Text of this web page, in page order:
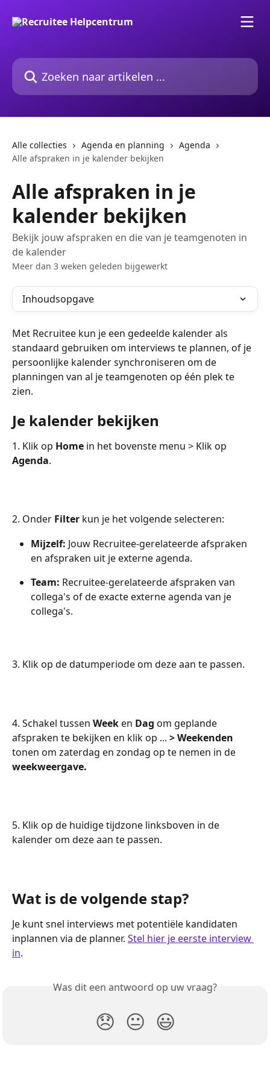
Zoeken naar artikelen ...
Alle collecties Agenda en planning
Agenda
Alle afspraken in je kalender bekijken
Alle afspraken in je
kalender bekijken
Bekijk jouw afspraken en die van je teamgenoten in
de kalender
Meer dan 3 weken geleden bijgewerkt
Inhoudsopgave
Met Recruitee kun je een gedeelde kalender als
standaard gebruiken om interviews te plannen, of je
persoonlijke kalender synchroniseren om de
planningen van al je teamgenoten op één plek te
zien.
Je kalender bekijken
1. Klik op Home in het bovenste menu > Klik op
Agenda.
2. Onder Filter kun je het volgende selecteren:
Mijzelf: Jouw Recruitee-gerelateerde afspraken
en afspraken uit je externe agenda.
Team: Recruitee-gerelateerde afspraken van
collega's of de exacte externe agenda van je
collega's.
3. Klik op de datumperiode om deze aan te passen.
4. Schakel tussen Week en Dag om geplande
afspraken te bekijken en klik op ... > Weekenden
tonen om zaterdag en zondag op te nemen in de
weekweergave.
5. Klik op de huidige tijdzone linksboven in de
kalender om deze aan te passen.
Wat is de volgende stap?
Je kunt snel interviews met potentiële kandidaten
inplannen via de planner. Stel hier je eerste interview
in.
Was dit een antwoord op uw vraag?
😞 😐 😃